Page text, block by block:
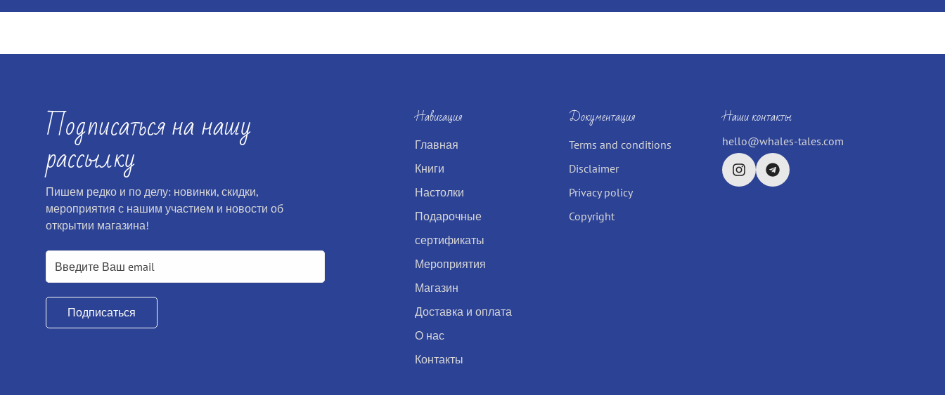
Подписаться на нашу
рассылку
Пишем редко и по делу: новинки, скидки,
мероприятия с нашим участием и новости об
открытии магазина!
Подписаться
Навигация
Главная
Книги
Настолки
Подарочные
сертификаты
Мероприятия
Магазин
Доставка и оплата
О нас
Контакты
Документация
Terms and conditions
Disclaimer
Privacy policy
Copyright
Наши контакты
hello@whales-tales.com